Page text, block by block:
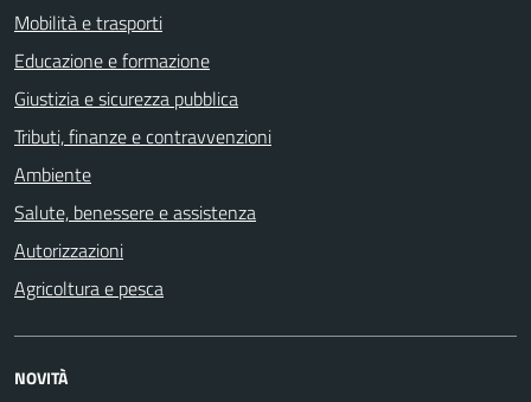
Mobilità e trasporti
Educazione e formazione
Giustizia e sicurezza pubblica
Tributi, finanze e contravvenzioni
Ambiente
Salute, benessere e assistenza
Autorizzazioni
Agricoltura e pesca
NOVITÀ